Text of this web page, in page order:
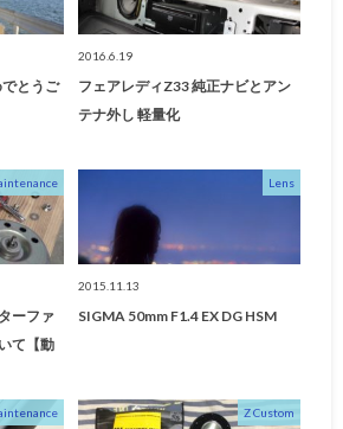
でとうご
2016.6.19
フェアレディZ33 純正ナビとアン
テナ外し 軽量化
ーファ
て【動
Lens
2015.11.13
SIGMA 50mm F1.4 EX DG HSM
Z Custom